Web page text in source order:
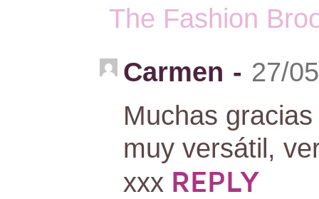
The Fashion
Carmen - 27/
Muchas
muy versátil,
xxx REPLY